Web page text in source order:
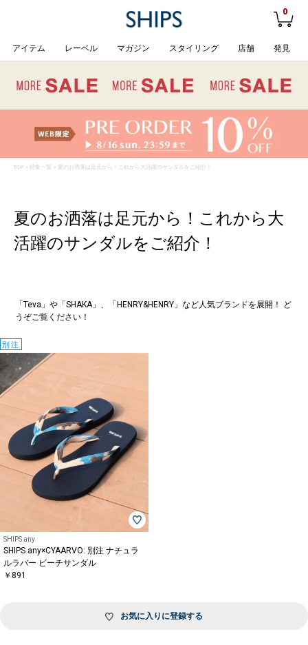
0
アイテム レーベル マガジン スタイリング 店舗 発見
TOP> 特集一覧 > 夏のお洒落は足元から！これから大活躍のサンダルをご紹介！
夏のお洒落は足元から！これから大
活躍のサンダルをご紹介！
「Teva」や「SHAKA」、「HENRY&HENRY」など人気ブランドを展開！ ど
うぞご覧ください！
別注
SHIPS any
SHIPS any×CYAARVO: 別注 ナチュラ
ルラバー ビーチサンダル
￥891
お気に入りに登録する